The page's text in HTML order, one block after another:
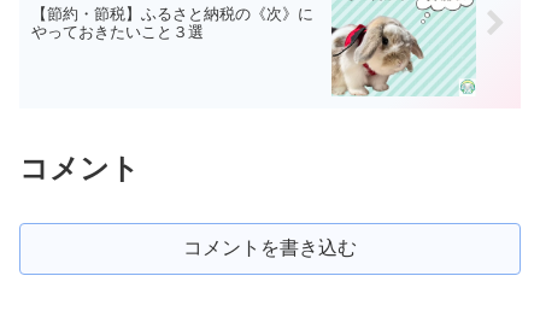
【節約・節税】ふるさと納税の《次》に
やっておきたいこと３選
コメント
コメントを書き込む